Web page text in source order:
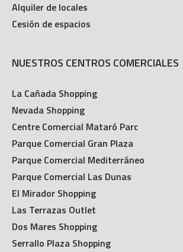
Alquiler de locales
Cesión de espacios
NUESTROS CENTROS COMERCIALES
La Cañada Shopping
Nevada Shopping
Centre Comercial Mataró Parc
Parque Comercial Gran Plaza
Parque Comercial Mediterráneo
Parque Comercial Las Dunas
El Mirador Shopping
Las Terrazas Outlet
Dos Mares Shopping
Serrallo Plaza Shopping